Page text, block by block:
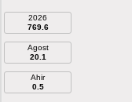
2026
769.6
Agost
20.1
Ahir
0.5